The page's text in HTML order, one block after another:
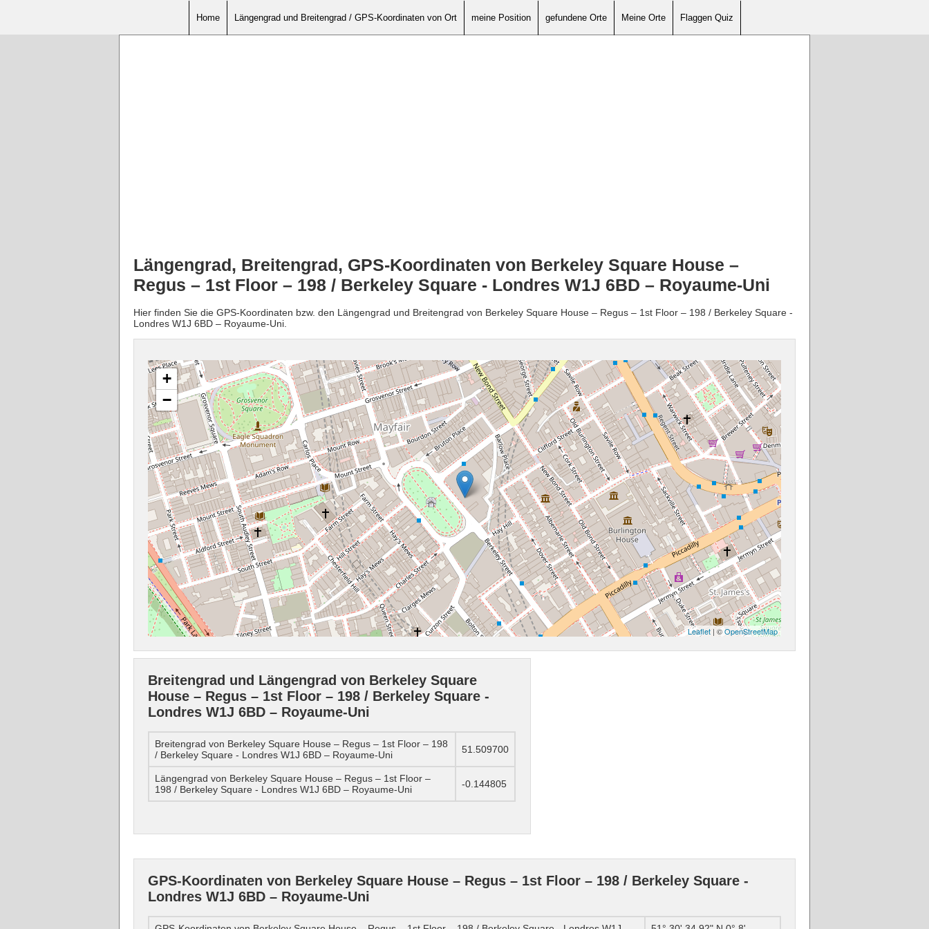
Home Längengrad und Breitengrad / GPS-Koordinaten von Ort meine Position gefundene Orte Meine Orte Flaggen Quiz
Längengrad, Breitengrad, GPS-Koordinaten von Berkeley Square House –
Regus – 1st Floor – 198 / Berkeley Square - Londres W1J 6BD – Royaume-Uni
Hier finden Sie die GPS-Koordinaten bzw. den Längengrad und Breitengrad von Berkeley Square House – Regus – 1st Floor – 198 / Berkeley Square -
Londres W1J 6BD – Royaume-Uni.
+
−
Leaflet | ©OpenStreetMap
Breitengrad und Längengrad von Berkeley Square
House – Regus – 1st Floor – 198 / Berkeley Square -
Londres W1J 6BD – Royaume-Uni
Breitengrad von Berkeley Square House – Regus – 1st Floor – 198
/ Berkeley Square - Londres W1J 6BD – Royaume-Uni
51.509700
Längengrad von Berkeley Square House – Regus – 1st Floor –
198 / Berkeley Square - Londres W1J 6BD – Royaume-Uni
-0.144805
GPS-Koordinaten von Berkeley Square House – Regus – 1st Floor – 198 / Berkeley Square -
Londres W1J 6BD – Royaume-Uni